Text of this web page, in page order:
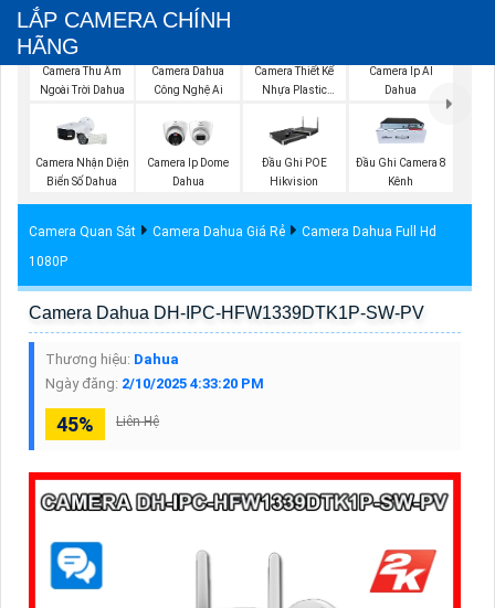
LẮP CAMERA CHÍNH
HÃNG
Camera Thu Âm
Ngoài Trời Dahua
Camera Dahua
Công Nghệ Ai
Camera Thiết Kế
Nhựa Plastic
Camera Ip AI
Dahua
Camera Nhận Diện
Biển Số Dahua
Camera Ip Dome
Dahua
Đầu Ghi POE
Hikvision
Đầu Ghi Camera 8
Kênh
Camera Quan Sát Camera Dahua Giá Rẻ
Camera Dahua Full Hd
1080P
Camera Dahua DH-IPC-HFW1339DTK1P-SW-PV
Thương hiệu: Dahua
Ngày đăng: 2/10/2025 4:33:20 PM
45% Liên Hệ